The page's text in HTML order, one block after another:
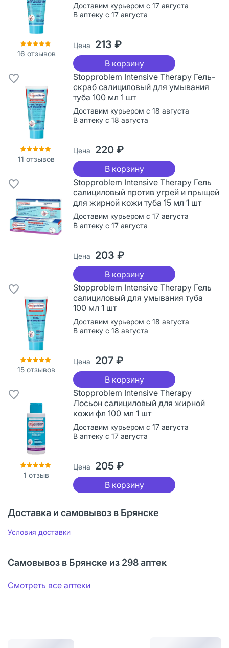
16 отзывов
Доставим курьером с 17 августа
В аптеку с 17 августа
Цена 213 ₽
В корзину
11 отзывов
Stopproblem Intensive Therapy Гель-
скраб салициловый для умывания
туба 100 мл 1 шт
Доставим курьером с 18 августа
В аптеку с 18 августа
Цена 220 ₽
В корзину
Stopproblem Intensive Therapy Гель
салициловый против угрей и прыщей
для жирной кожи туба 15 мл 1 шт
Доставим курьером с 17 августа
В аптеку с 17 августа
Цена 203 ₽
В корзину
15 отзывов
Stopproblem Intensive Therapy Гель
салициловый для умывания туба
100 мл 1 шт
Доставим курьером с 18 августа
В аптеку с 18 августа
Цена 207 ₽
В корзину
1 отзыв
Stopproblem Intensive Therapy
Лосьон салициловый для жирной
кожи фл 100 мл 1 шт
Доставим курьером с 17 августа
В аптеку с 17 августа
Цена 205 ₽
В корзину
Доставка и самовывоз в Брянске
Условия доставки
Самовывоз в Брянске из 298 аптек
Смотреть все аптеки